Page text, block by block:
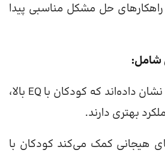
حل مشکل مناسبی پیدا
شامل:
مطالعات نشان داده‌اند که کودکان با EQ بالا،
هیجانی کمک می‌کند کودکان با